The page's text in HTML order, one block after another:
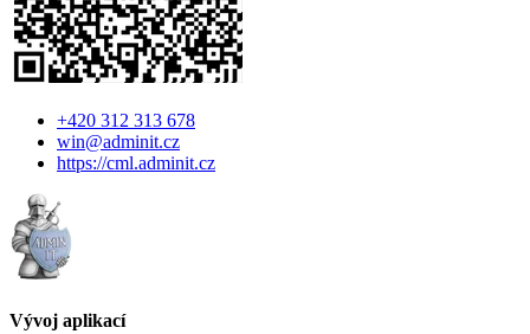
+420 312 313 678
win@adminit.cz
https://cml.adminit.cz
Vývoj aplikací